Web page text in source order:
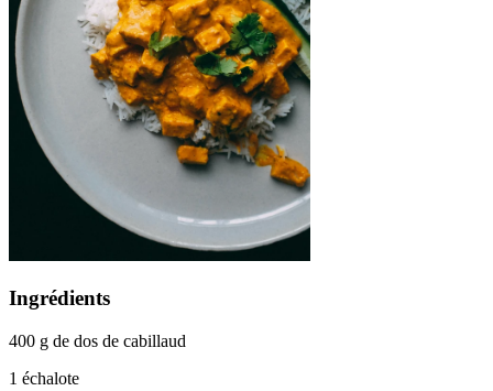
Ingrédients
400 g de dos de cabillaud
1 échalote